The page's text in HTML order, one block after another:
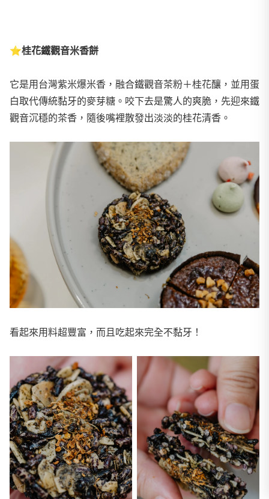
⭐桂花鐵觀音米香餅
它是用台灣紫米爆米香，融合鐵觀音茶粉＋桂花釀，並用蛋
白取代傳統黏牙的麥芽糖。咬下去是驚人的爽脆，先迎來鐵
觀音沉穩的茶香，隨後嘴裡散發出淡淡的桂花清香。
看起來用料超豐富，而且吃起來完全不黏牙！